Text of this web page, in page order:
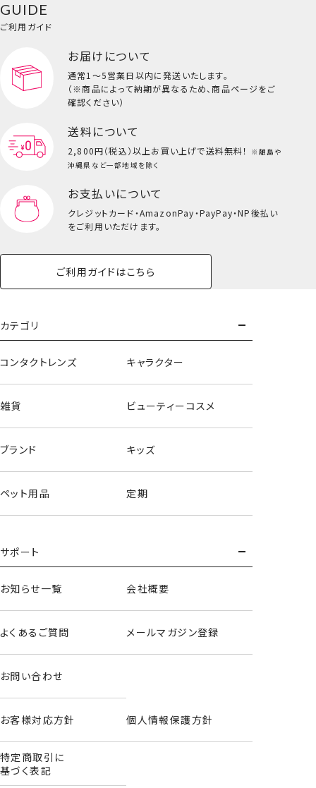
GUIDE
ご利用ガイド
お届けについて
通常1～5営業日以内に発送いたします。
（※商品によって納期が異なるため、商品ページをご
確認ください）
送料について
2,800円（税込）以上お買い上げで送料無料！
※離島や
沖縄県など一部地域を除く
お支払いについて
クレジットカード・AmazonPay・PayPay・NP後払い
をご利用いただけます。
ご利用ガイドはこちら
カテゴリ
コンタクトレンズ キャラクター
雑貨 ビューティーコスメ
ブランド キッズ
ペット用品 定期
サポート
お知らせ一覧 会社概要
よくあるご質問 メールマガジン登録
お問い合わせ
お客様対応方針 個人情報保護方針
特定商取引に
基づく表記